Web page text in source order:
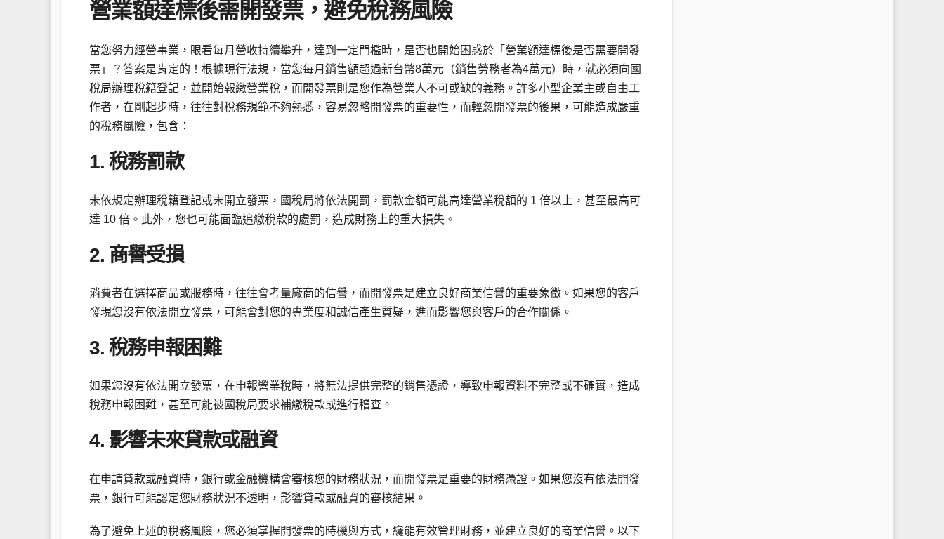
營業額達標後需開發票，避免稅務風險
當您努力經營事業，眼看每月營收持續攀升，達到一定門檻時，是否也開始困惑於「營業額達標後是否需要開發
票」？答案是肯定的！根據現行法規，當您每月銷售額超過新台幣8萬元（銷售勞務者為4萬元）時，就必須向國
稅局辦理稅籍登記，並開始報繳營業稅，而開發票則是您作為營業人不可或缺的義務。許多小型企業主或自由工
作者，在剛起步時，往往對稅務規範不夠熟悉，容易忽略開發票的重要性，而輕忽開發票的後果，可能造成嚴重
的稅務風險，包含：
1. 稅務罰款
未依規定辦理稅籍登記或未開立發票，國稅局將依法開罰，罰款金額可能高達營業稅額的 1 倍以上，甚至最高可
達 10 倍。此外，您也可能面臨追繳稅款的處罰，造成財務上的重大損失。
2. 商譽受損
消費者在選擇商品或服務時，往往會考量廠商的信譽，而開發票是建立良好商業信譽的重要象徵。如果您的客戶
發現您沒有依法開立發票，可能會對您的專業度和誠信產生質疑，進而影響您與客戶的合作關係。
3. 稅務申報困難
如果您沒有依法開立發票，在申報營業稅時，將無法提供完整的銷售憑證，導致申報資料不完整或不確實，造成
稅務申報困難，甚至可能被國稅局要求補繳稅款或進行稽查。
4. 影響未來貸款或融資
在申請貸款或融資時，銀行或金融機構會審核您的財務狀況，而開發票是重要的財務憑證。如果您沒有依法開發
票，銀行可能認定您財務狀況不透明，影響貸款或融資的審核結果。
為了避免上述的稅務風險，您必須掌握開發票的時機與方式，纔能有效管理財務，並建立良好的商業信譽。以下